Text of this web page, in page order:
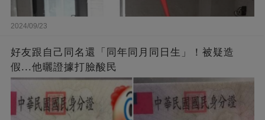
2024/09/23
好友跟自己同名還「同年同月同日生」！被疑造
假...他曬證據打臉酸民